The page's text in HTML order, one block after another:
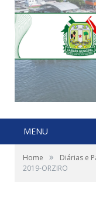
MENU
Home » Diárias e
2019-ORZIRO